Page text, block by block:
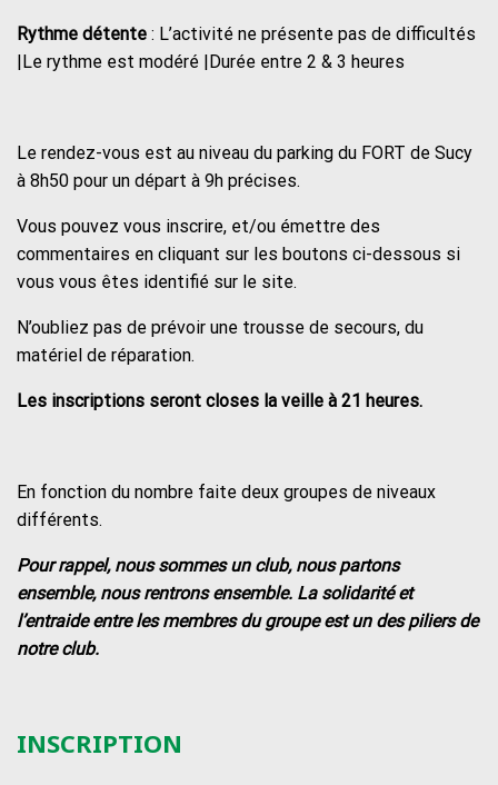
Rythme détente : L’activité ne présente pas de difficultés
|Le rythme est modéré |Durée entre 2 & 3 heures
Le rendez-vous est au niveau du parking du FORT de Sucy
à 8h50 pour un départ à 9h précises.
Vous pouvez vous inscrire, et/ou émettre des
commentaires en cliquant sur les boutons ci-dessous si
vous vous êtes identifié sur le site.
N’oubliez pas de prévoir une trousse de secours, du
matériel de réparation.
Les inscriptions seront closes la veille à 21 heures.
En fonction du nombre faite deux groupes de niveaux
différents.
Pour rappel, nous sommes un club, nous partons
ensemble, nous rentrons ensemble. La solidarité et
l’entraide entre les membres du groupe est un des piliers de
notre club.
INSCRIPTION